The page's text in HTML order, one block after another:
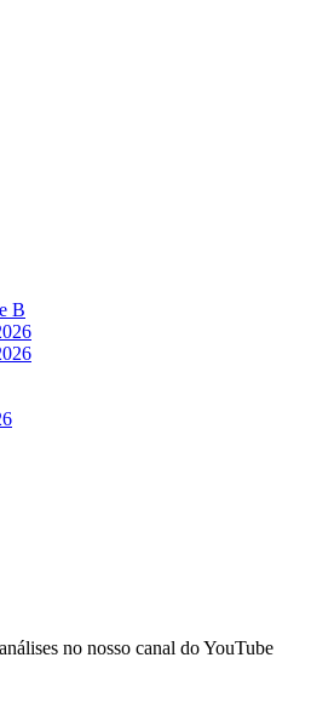
B
no nosso canal do YouTube